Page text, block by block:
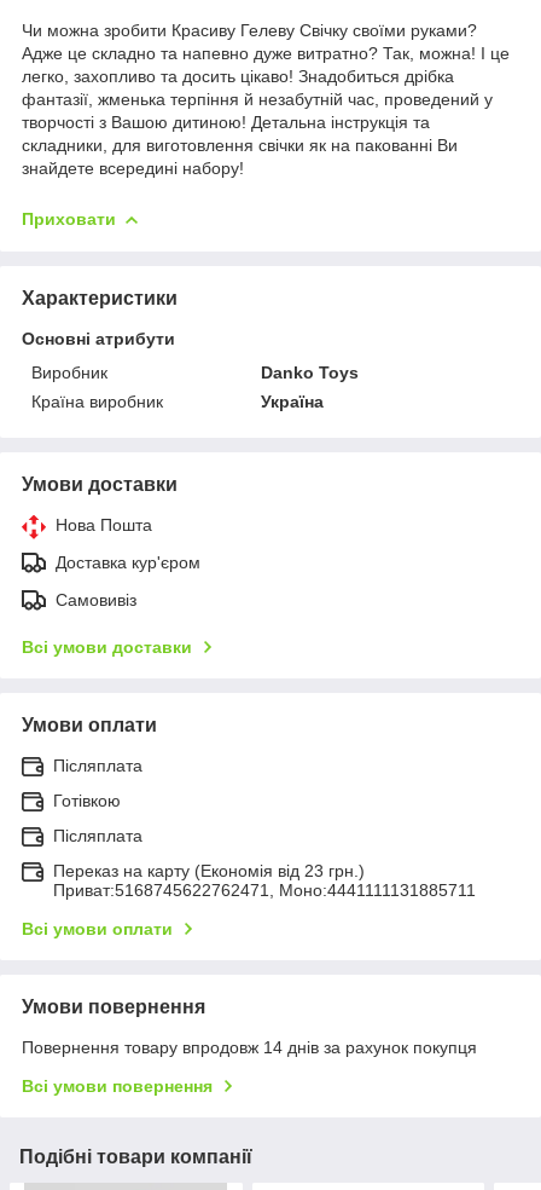
Чи можна зробити Красиву Гелеву Свічку своїми руками?
Адже це складно та напевно дуже витратно? Так, можна! І це
легко, захопливо та досить цікаво! Знадобиться дрібка
фантазії, жменька терпіння й незабутній час, проведений у
творчості з Вашою дитиною! Детальна інструкція та
складники, для виготовлення свічки як на пакованні Ви
знайдете всередині набору!
Приховати
Характеристики
Основні атрибути
Виробник
Danko Toys
Країна виробник
Україна
Умови доставки
Нова Пошта
Доставка кур'єром
Самовивіз
Всі умови доставки
Умови оплати
Післяплата
Готівкою
Післяплата
Переказ на карту (Економія від 23 грн.)
Приват:5168745622762471, Моно:4441111131885711
Всі умови оплати
Умови повернення
Повернення товару впродовж 14 днів за рахунок покупця
Всі умови повернення
Подібні товари компанії